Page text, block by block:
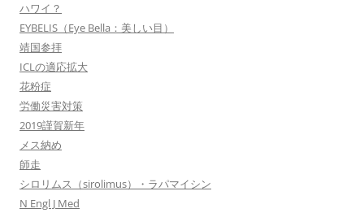
ハワイ？
EYBELIS（Eye Bella：美しい目）
靖国参拝
ICLの適応拡大
花粉症
労働災害対策
2019謹賀新年
メス納め
師走
シロリムス（sirolimus）・ラパマイシン
N Engl J Med